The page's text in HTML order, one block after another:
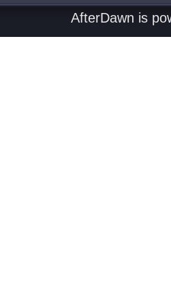
AfterDawn is